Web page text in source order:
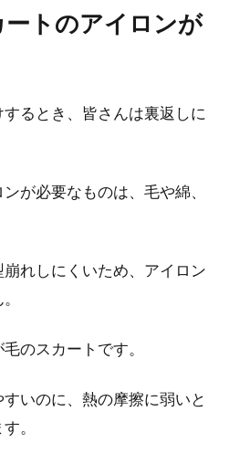
オシャレで安いコスパ最強ブランド！
トのお直し！セルフでできる
行や年齢に合わせて穿く機会が減って
トのアイロンが
るとき、皆さんは裏返しに
が必要なものは、毛や綿、
れしにくいため、アイロン
のスカートです。
いのに、熱の摩擦に弱いと
。